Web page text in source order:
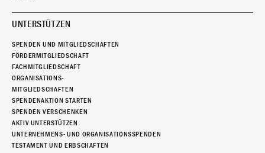
UNTERSTÜTZEN
SPENDEN UND MITGLIEDSCHAFTEN
FÖRDERMITGLIEDSCHAFT
FACHMITGLIEDSCHAFT
ORGANISATIONS-
MITGLIEDSCHAFTEN
SPENDENAKTION STARTEN
SPENDEN VERSCHENKEN
AKTIV UNTERSTÜTZEN
UNTERNEHMENS- UND ORGANISATIONSSPENDEN
TESTAMENT UND ERBSCHAFTEN